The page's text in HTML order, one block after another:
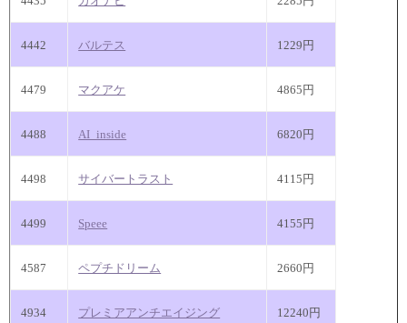
4442 バルテス 1229円
4479 マクアケ 4865円
4488 AI_inside 6820円
4498 サイバートラスト 4115円
4499 Speee 4155円
4587 ペプチドリーム 2660円
4934 プレミアアンチエイジング 12240円